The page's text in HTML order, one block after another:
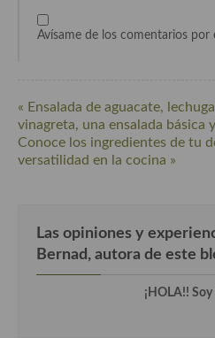
Avísame de los comentarios por
« Ensalada de aguacate,
vinagreta, una ensalada básica
Conoce los ingredientes de tu
versatilidad en la cocina »
Las opiniones y
Bernad, autora de este
¡HOLA!!